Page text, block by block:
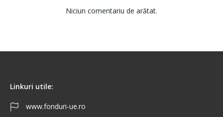
Niciun comentariu de arătat.
Linkuri utile:
www.fonduri-ue.ro